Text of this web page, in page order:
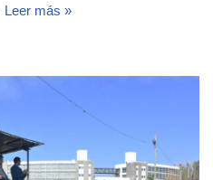
Leer más »